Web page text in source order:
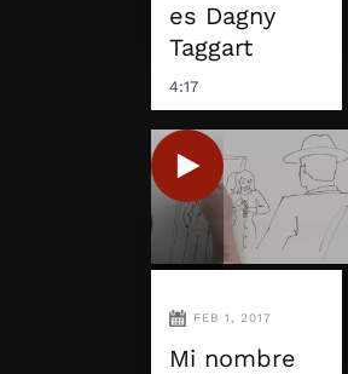
es Dagny
Taggart
4:17
FEB 1, 2017
Mi nombre